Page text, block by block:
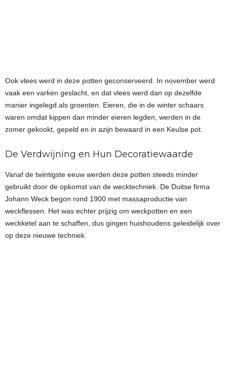
Ook vlees werd in deze potten geconserveerd. In november werd
vaak een varken geslacht, en dat vlees werd dan op dezelfde
manier ingelegd als groenten. Eieren, die in de winter schaars
waren omdat kippen dan minder eieren legden, werden in de
zomer gekookt, gepeld en in azijn bewaard in een Keulse pot.
De Verdwijning en Hun Decoratiewaarde
Vanaf de twintigste eeuw werden deze potten steeds minder
gebruikt door de opkomst van de wecktechniek. De Duitse firma
Johann Weck begon rond 1900 met massaproductie van
weckflessen. Het was echter prijzig om weckpotten en een
weckketel aan te schaffen, dus gingen huishoudens geleidelijk over
op deze nieuwe techniek.